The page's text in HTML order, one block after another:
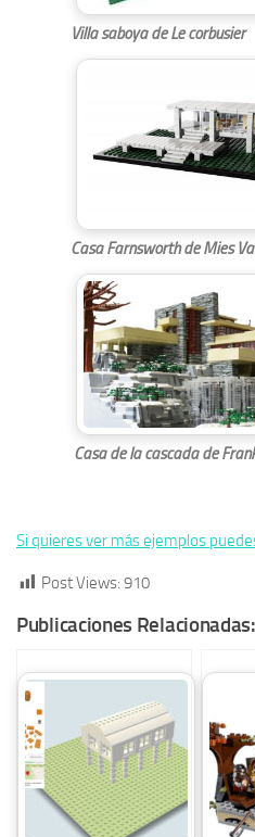
Villa saboya de Le corbusier
Casa Farnsworth de Mies
Casa de la cascada de
Si quieres ver más ejemplos
Post Views: 910
Publicaciones Relacionadas: